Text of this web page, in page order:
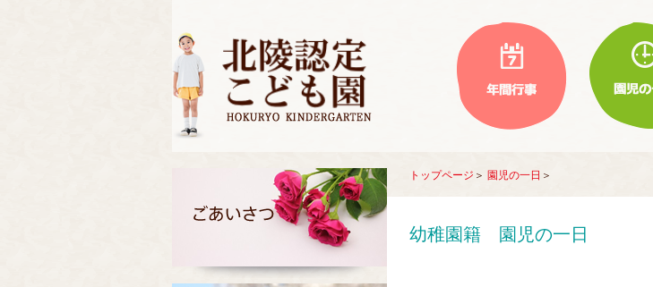
トップページ ＞ 園児の一日 ＞
幼稚園籍 園児の一日